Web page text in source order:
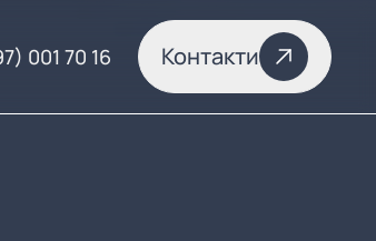
001 70 16 Контакти